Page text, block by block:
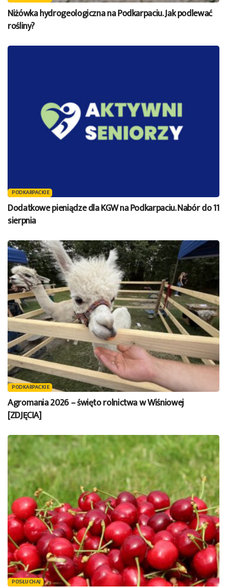
Niżówka hydrogeologiczna na Podkarpaciu. Jak podlewać
rośliny?
PODKARPACKIE
Dodatkowe pieniądze dla KGW na Podkarpaciu. Nabór do 11
sierpnia
PODKARPACKIE
Agromania 2026 – święto rolnictwa w Wiśniowej
[ZDJĘCIA]
POSŁUCHAJ